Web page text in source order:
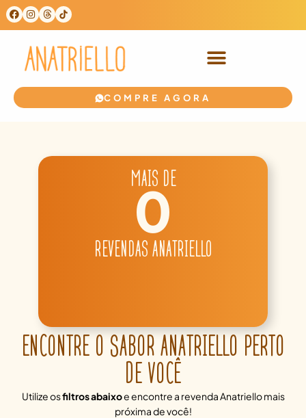
COMPRE AGORA
MAIS DE
0
REVENDAS ANATRIELLO
ENCONTRE O SABOR ANATRIELLO PERTO
DE VOCÊ
Utilize osfiltros abaixoe encontre a revenda Anatriello mais
próxima de você!